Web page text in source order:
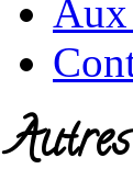
Aux
Autres